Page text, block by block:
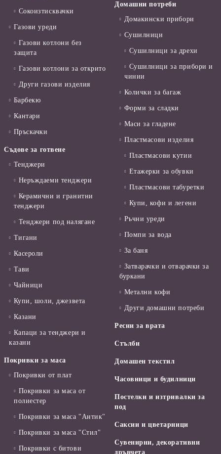
Сокоизтисквачки
Газови уреди
Газови котлони без
защита
Газови котлони за открито
Други газови изделия
Барбекю
Кантари
Пръскачки
Съдове за готвене
Тенджери
Неръждаеми тенджери
Керамични и гранитни
тенджери
Тенджери под налягане
Тигани
Касероли
Тави
Чайници
Купи, шоли, джезвета
Казани
Капаци за тенджери и
казани
Покривки за маса
Покривки от плат
Покривки за маса от
полиестер
Покривки за маса "Антик"
Покривки за маса "Стил"
Покривки с битови
Домашни потреби
Домакински прибори
Сушилници
Сушилници за дрехи
Сушилници за прибори и
чинии
Колички за багаж
Форми за сладки
Маси за гладене
Пластмасови изделия
Пластмасови кутии
Етажерки за обувки
Пластмасови табуретки
Купи, кофи и легени
Ръчни уреди
Помпи за вода
За баня
Затварачки и отварачки за
буркани
Метални кофи
Други домашни потреби
Ресни за врата
Стълби
Домашен текстил
Часовници и будилници
Постелки и изтривалки за
под
Саксии и цветарници
Сувенирни, декоративни
дръвчета